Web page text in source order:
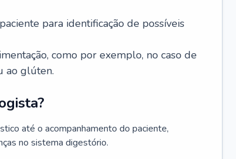
para identificação de possíveis
como por exemplo, no caso de
ao glúten.
até o acompanhamento do paciente,
no sistema digestório.